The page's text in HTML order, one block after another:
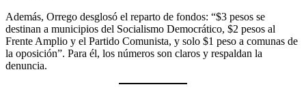
Además, Orrego desglosó el reparto de fondos: “$3 pesos se
destinan a municipios del Socialismo Democrático, $2 pesos al
Frente Amplio y el Partido Comunista, y solo $1 peso a comunas de
la oposición”. Para él, los números son claros y respaldan la
denuncia.